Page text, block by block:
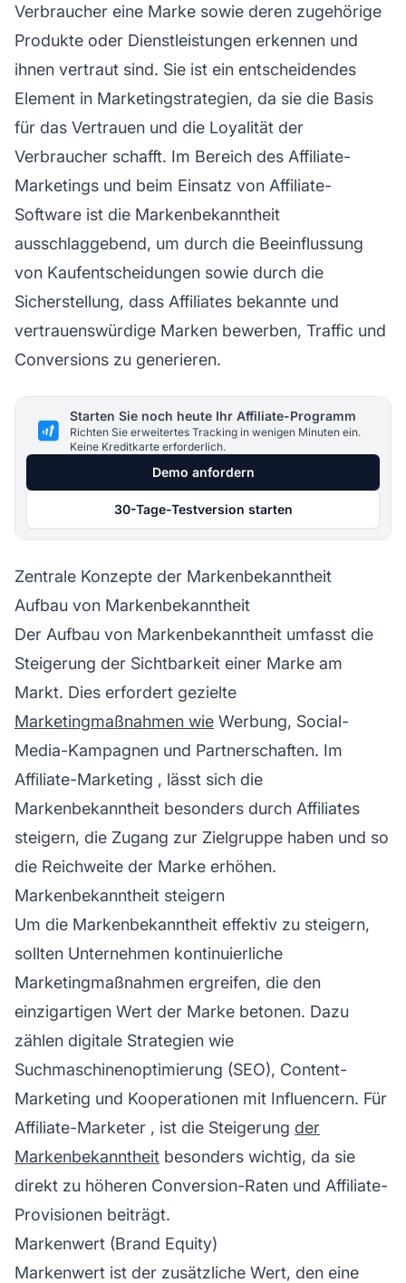
Verbraucher eine Marke sowie deren zugehörige
Produkte oder Dienstleistungen erkennen und
ihnen vertraut sind. Sie ist ein entscheidendes
Element in Marketingstrategien, da sie die Basis
für das Vertrauen und die Loyalität der
Verbraucher schafft. Im Bereich des Affiliate-
Marketings und beim Einsatz von Affiliate-
Software ist die Markenbekanntheit
ausschlaggebend, um durch die Beeinflussung
von Kaufentscheidungen sowie durch die
Sicherstellung, dass Affiliates bekannte und
vertrauenswürdige Marken bewerben, Traffic und
Conversions zu generieren.
Starten Sie noch heute Ihr Affiliate-Programm
Richten Sie erweitertes Tracking in wenigen Minuten ein.
Keine Kreditkarte erforderlich.
Demo anfordern
30-Tage-Testversion starten
Zentrale Konzepte der Markenbekanntheit
Aufbau von Markenbekanntheit
Der Aufbau von Markenbekanntheit umfasst die
Steigerung der Sichtbarkeit einer Marke am
Markt. Dies erfordert gezielte
Marketingmaßnahmen wie Werbung, Social-
Media-Kampagnen und Partnerschaften. Im
Affiliate-Marketing , lässt sich die
Markenbekanntheit besonders durch Affiliates
steigern, die Zugang zur Zielgruppe haben und so
die Reichweite der Marke erhöhen.
Markenbekanntheit steigern
Um die Markenbekanntheit effektiv zu steigern,
sollten Unternehmen kontinuierliche
Marketingmaßnahmen ergreifen, die den
einzigartigen Wert der Marke betonen. Dazu
zählen digitale Strategien wie
Suchmaschinenoptimierung (SEO), Content-
Marketing und Kooperationen mit Influencern. Für
Affiliate-Marketer , ist die Steigerung der
Markenbekanntheit besonders wichtig, da sie
direkt zu höheren Conversion-Raten und Affiliate-
Provisionen beiträgt.
Markenwert (Brand Equity)
Markenwert ist der zusätzliche Wert, den eine